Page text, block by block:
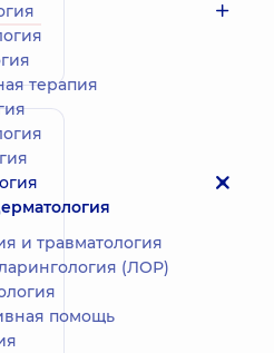
терапия
и травматология
(ЛОР)
помощь